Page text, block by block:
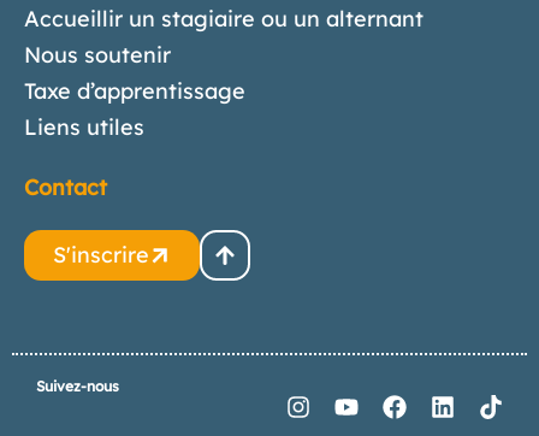
Accueillir un stagiaire ou un alternant
Nous soutenir
Taxe d’apprentissage
Liens utiles
Contact
S'inscrire
Suivez-nous